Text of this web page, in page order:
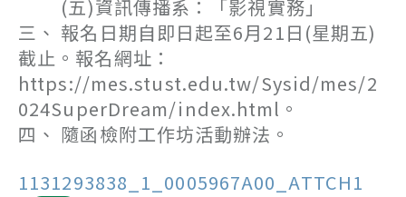
(五)資訊傳播系：「影視實務」
三、 報名日期自即日起至6月21日(星期五)
截止。報名網址：
https://mes.stust.edu.tw/Sysid/mes/2
024SuperDream/index.html。
四、 隨函檢附工作坊活動辦法。
1131293838_1_0005967A00_ATTCH1